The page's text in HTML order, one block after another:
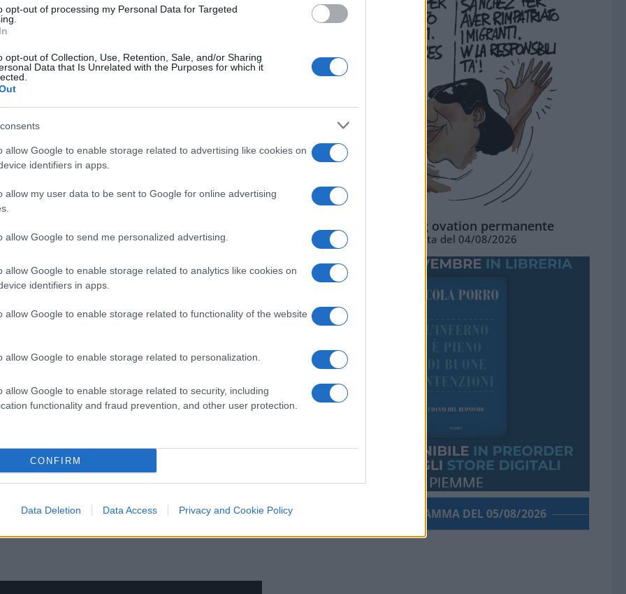
opt-out of processing my Personal Data for Targeted
opt-out of Collection, Use, Retention, Sale, and/or Sharing
Data that Is Unrelated with the Purposes for which it
allow Google to enable storage related to advertising like cookies on
identifiers in apps.
allow my user data to be sent to Google for online advertising
allow Google to send me personalized advertising.
allow Google to enable storage related to analytics like cookies on
identifiers in apps.
allow Google to enable storage related to functionality of the website
allow Google to enable storage related to personalization.
allow Google to enable storage related to security, including
functionality and fraud prevention, and other user protection.
CONFIRM
Data Deletion Data Access Privacy and Cookie Policy
sulla via Appia a Roma. Da una parte
dall’altro gente normale un
anche per voi’, ‘c’è il problema del
gli altri rispondevano come bisogna
dal cazzo”, “
non quattro fancazzisti perennemente
anche noi con grande piacere.”
Pietro Tidei, il sindaco di Santa
da parte di sua moglie dopo un
abbraccio fortissimo al sindaco di
che oggi dice che la moglie lo ha
degli uffici comunali con una,
comunali 77 anni. “Mia moglie mi ha
non se lo meritava. Si è incazzata ma
insieme”. La grande forza del
a un esplicito, anche se un po’
per aver rifiutato la presenza del
Vannaccia Modena la CGIL non lo
arrivare l’imbecillità? L’imbecillità risiede
‘Alcune parole, alcune idee’ – scrivono
democratica del paese, la difesa delle
La CGIL di Modena non lo vuole in
è imbecille? Il signore della CGIL che ha
con le sue idee?”
La standing ovation permanente
Vignetta del 04/08/2026
PORROGRAMMA DEL 05/08/2026